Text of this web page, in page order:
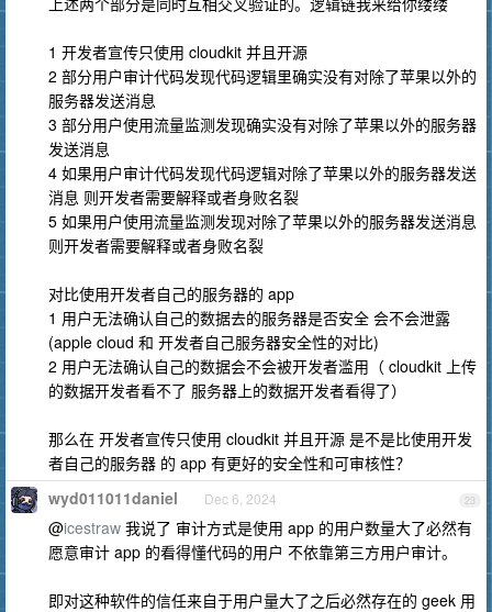
1 开发者宣传只使用 cloudkit 并且开源
2 部分用户审计代码发现代码逻辑里确实没有对除了苹果以外的
服务器发送消息
3 部分用户使用流量监测发现确实没有对除了苹果以外的服务器
发送消息
4 如果用户审计代码发现代码逻辑对除了苹果以外的服务器发送
消息 则开发者需要解释或者身败名裂
5 如果用户使用流量监测发现对除了苹果以外的服务器发送消息
则开发者需要解释或者身败名裂
对比使用开发者自己的服务器的 app
1 用户无法确认自己的数据去的服务器是否安全 会不会泄露
(apple cloud 和 开发者自己服务器安全性的对比)
2 用户无法确认自己的数据会不会被开发者滥用（ cloudkit 上传
的数据开发者看不了 服务器上的数据开发者看得了）
那么在 开发者宣传只使用 cloudkit 并且开源 是不是比使用开发
者自己的服务器 的 app 有更好的安全性和可审核性？
23
wyd011011daniel Dec 6, 2024
@icestraw 我说了 审计方式是使用 app 的用户数量大了必然有
愿意审计 app 的看得懂代码的用户 不依靠第三方用户审计。
即对这种软件的信任来自于用户量大了之后必然存在的 geek 用